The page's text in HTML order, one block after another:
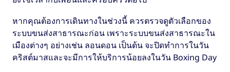
หากคุณต้องการเดินทางในช่วงนี้ ควรตรวจดูตัวเลือกของ
ระบบขนส่งสาธารณะก่อน เพราะระบบขนส่งสาธารณะใน
เมืองต่างๆ อย่างเช่น ลอนดอน เป็นต้น จะปิดทำการในวัน
คริสต์มาสและจะมีการให้บริการน้อยลงในวัน Boxing Day